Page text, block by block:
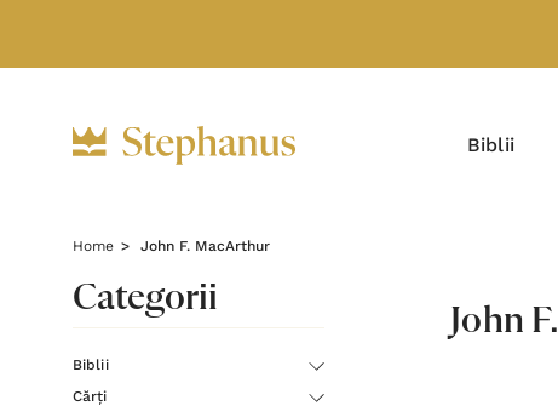
Biblii
Home John F. MacArthur
Categorii
Biblii
Cărți
John